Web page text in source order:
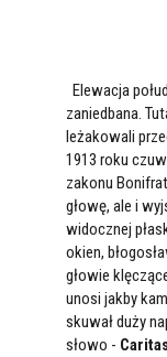
Elewacja
zaniedbana.
leżakowali
1913 roku
zakonu
głowę, ale i
widocznej
okien,
głowie
unosi jakby
skuwał duży
słowo -